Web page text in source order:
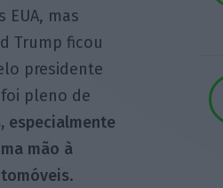
mas
Trump ficou
presidente
pleno de
especialmente
mão à
.